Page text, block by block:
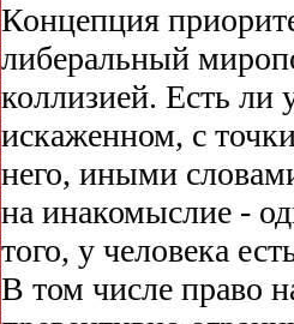
Концепция
либеральный
коллизией. Есть ли
искаженном, с
него, иными
на инакомыслие -
того, у человека
В том числе право